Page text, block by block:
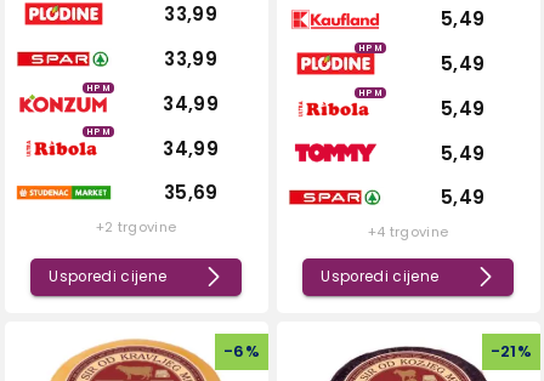
33,99
33,99
HPM
34,99
HPM
34,99
35,69
+2 trgovine
Usporedi cijene
5,49
HPM
5,49
HPM
5,49
5,49
5,49
+4 trgovine
Usporedi cijene
-6% -21%